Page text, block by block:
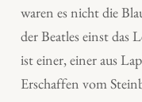
waren es nicht die
der Beatles einst das
ist einer, einer aus
Erschaffen vom